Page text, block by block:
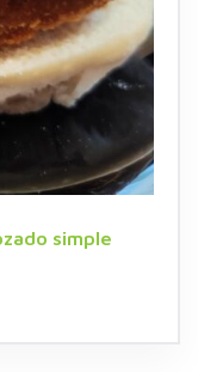
simple